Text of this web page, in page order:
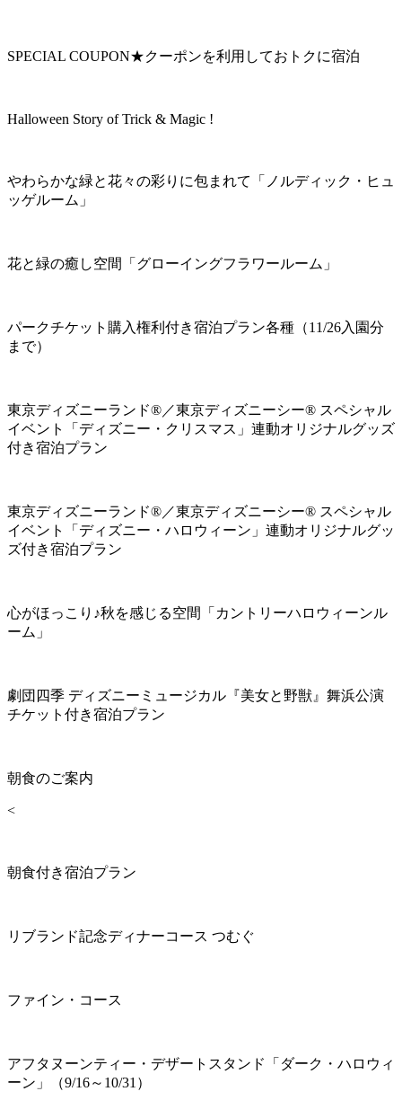
SPECIAL COUPON★クーポンを利用しておトクに宿泊
Halloween Story of Trick & Magic !
やわらかな緑と花々の彩りに包まれて「ノルディック・ヒュ
ッゲルーム」
花と緑の癒し空間「グローイングフラワールーム」
パークチケット購入権利付き宿泊プラン各種（11/26入園分
まで）
東京ディズニーランド®／東京ディズニーシー® スペシャル
イベント「ディズニー・クリスマス」連動オリジナルグッズ
付き宿泊プラン
東京ディズニーランド®／東京ディズニーシー® スペシャル
イベント「ディズニー・ハロウィーン」連動オリジナルグッ
ズ付き宿泊プラン
心がほっこり♪秋を感じる空間「カントリーハロウィーンル
ーム」
劇団四季 ディズニーミュージカル『美女と野獣』舞浜公演
チケット付き宿泊プラン
朝食のご案内
<
朝食付き宿泊プラン
リブランド記念ディナーコース つむぐ
ファイン・コース
アフタヌーンティー・デザートスタンド「ダーク・ハロウィ
ーン」（9/16～10/31）